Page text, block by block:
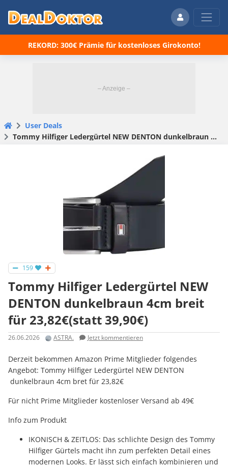
REKORD: 300€ Prämie für kostenloses Girokonto!
User Deals
Tommy Hilfiger Ledergürtel NEW DENTON dunkelbraun 4cm breit für 23,82€(statt 39,90€)
159
Tommy Hilfiger Ledergürtel NEW
DENTON dunkelbraun 4cm breit
für 23,82€(statt 39,90€)
26.06.2026 ASTRA. Jetzt kommentieren
Derzeit bekommen Amazon Prime Mitglieder folgendes
Angebot: Tommy Hilfiger Ledergürtel NEW DENTON
dunkelbraun 4cm bret für 23,82€
Für nicht Prime Mitglieder kostenloser Versand ab 49€
Info zum Produkt
IKONISCH & ZEITLOS: Das schlichte Design des Tommy
Hilfiger Gürtels macht ihn zum perfekten Detail eines
modernen Looks. Er lässt sich einfach kombinieren und